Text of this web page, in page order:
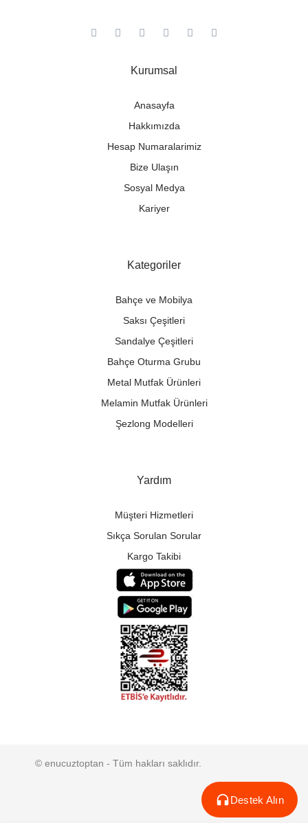
Destek Alın
Kurumsal
Anasayfa
Hakkımızda
Hesap Numaralarimiz
Bize Ulaşın
Sosyal Medya
Kariyer
Kategoriler
Bahçe ve Mobilya
Saksı Çeşitleri
Sandalye Çeşitleri
Bahçe Oturma Grubu
Metal Mutfak Ürünleri
Melamin Mutfak Ürünleri
Şezlong Modelleri
Yardım
Müşteri Hizmetleri
Sıkça Sorulan Sorular
Kargo Takibi
© enucuztoptan - Tüm hakları saklıdır.